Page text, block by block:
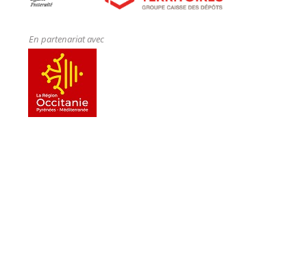
En partenariat avec